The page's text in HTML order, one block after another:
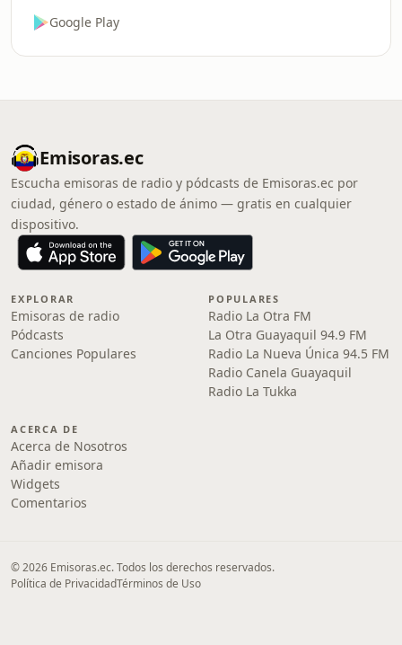
Google Play
Emisoras.ec
Escucha emisoras de radio y pódcasts de Emisoras.ec por
ciudad, género o estado de ánimo — gratis en cualquier
dispositivo.
EXPLORAR
Emisoras de radio
Pódcasts
Canciones Populares
POPULARES
Radio La Otra FM
La Otra Guayaquil 94.9 FM
Radio La Nueva Única 94.5 FM
Radio Canela Guayaquil
Radio La Tukka
ACERCA DE
Acerca de Nosotros
Añadir emisora
Widgets
Comentarios
© 2026 Emisoras.ec. Todos los derechos reservados.
Política de PrivacidadTérminos de Uso